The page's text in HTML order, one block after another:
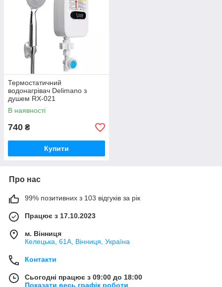
Термостатичний
водонагрівач Delimano з
душем RX-021
В наявності
740 ₴
Купити
Про нас
99% позитивних з 103 відгуків за рік
Працює з 17.10.2023
м. Вінниця
Келецька, 61А, Вінниця, Україна
Контакти
Сьогодні працює з 09:00 до 18:00
Показати весь графік роботи